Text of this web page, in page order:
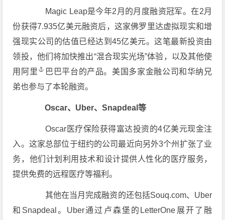
Magic Leap是今年2月的月度融资冠军。在2月
份获得7.935亿美元融资后，这家佛罗里达虚拟现实和增
强现实公司的估值已经达到45亿美元。这笔最新投资由
领投，他们将加快推出“混合现实光场”体验，以及其他使
用 阿里
巴巴平台的产品。美国多家金融公司和华纳兄
弟也参与了本轮融资。
Oscar、Uber、Snapdeal等
Oscar医疗保险获得富达投资的4亿美元现金注
入。这家总部位于纽约的公司最近向另外3个州扩张了业
务，他们计划利用技术和设计提供人性化的医疗服务，
提供免费的远程医疗等福利。
其他在当月完成融资的还包括Souq.com、Uber
和Snapdeal。Uber通过卢森堡的LetterOne展开了融